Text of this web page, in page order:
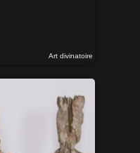
Art divinatoire